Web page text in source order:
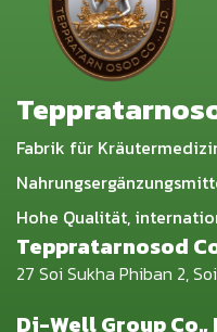
Fabrik für
Hohe Qualität,
Teppratarnosod
27 Soi Sukha Phiban 2,
Di-Well Group Co.,